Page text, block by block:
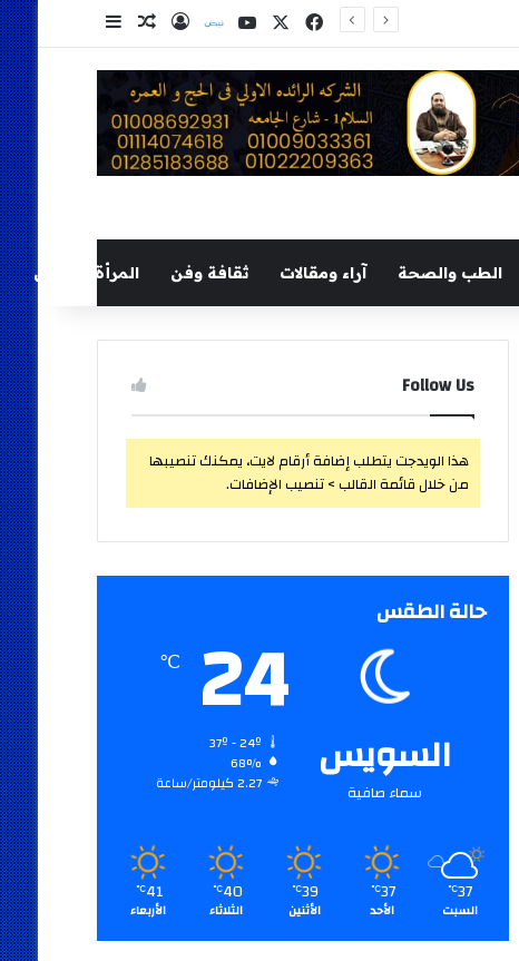
فيسبوك
‫X
‫YouTube
نلضتسجيل الدخول
مقال عشوائي
إضافة عمود
الطب والصحة آراء ومقالات ثقافة وفن المرأة والطفل
Follow Us
هذا الويدجت يتطلب إضافة أرقام لايت، يمكنك تنصيبها
من خلال قائمة القالب > تنصيب الإضافات.
حالة الطقس
السويس
سماء صافية
24
℃
68%
2.27 كيلومتر/ساعة
37
℃
السبت
37
℃
الأحد
39
℃
الأثنين
40
℃
الثلاثاء
41
℃
الأربعاء